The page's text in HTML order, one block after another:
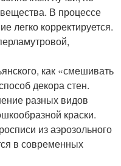
В процессе
легко корректируется.
как «смешивать
декора стен.
разных видов
краски.
из аэрозольного
в современных